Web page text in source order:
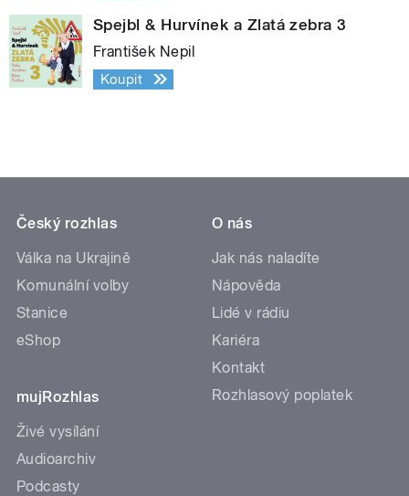
Spejbl & Hurvínek a Zlatá zebra 3
František Nepil
Koupit
Český rozhlas
Válka na Ukrajině
Komunální volby
Stanice
eShop
mujRozhlas
Živé vysílání
Audioarchiv
Podcasty
O nás
Jak nás naladíte
Nápověda
Lidé v rádiu
Kariéra
Kontakt
Rozhlasový poplatek